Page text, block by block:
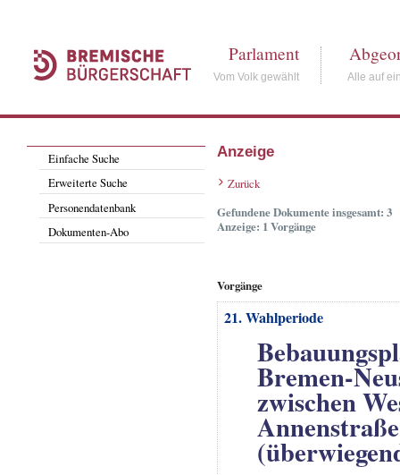
Parlament
Vom Volk gewählt Alle auf
Einfache Suche
Erweiterte Suche
Personendatenbank
Dokumenten-Abo
Anzeige
Zurück
Gefundene Dokumente insgesamt: 3
Anzeige: 1 Vorgänge
Vorgänge
21. Wahlperiode
Bremen-
zwischen